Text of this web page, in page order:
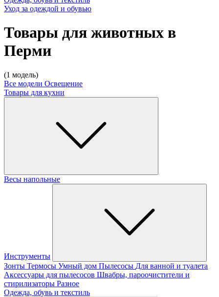
Уход за одеждой и обувью
Товары для животных в
Перми
(1 модель)
Все модели Освещение
Товары для кухни
Весы напольные
Инструменты
Зонты Термосы Умный дом Пылесосы Для ванной и туалета
Аксессуары для пылесосов Швабры, пароочистители и
стирилизаторы Разное
Одежда, обувь и текстиль